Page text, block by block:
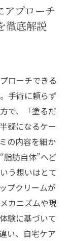
アプローチ
徹底解説
ローチできる
手術に頼らず
で、「塗るだ
疑になるケー
の内容を細か
脂肪自体”へど
う想いはとて
プクリームが
カニズムや現
験に基づいて
い、自宅ケア